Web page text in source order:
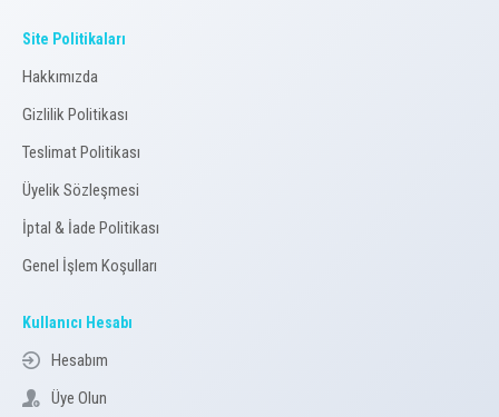
Site Politikaları
Hakkımızda
Gizlilik Politikası
Teslimat Politikası
Üyelik Sözleşmesi
İptal & İade Politikası
Genel İşlem Koşulları
Kullanıcı Hesabı
Hesabım
Üye Olun